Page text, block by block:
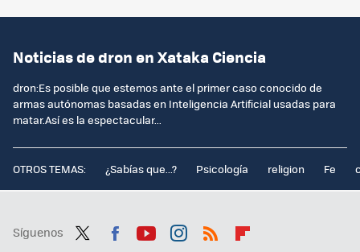
Noticias de dron en Xataka Ciencia
dron:Es posible que estemos ante el primer caso conocido de
armas autónomas basadas en Inteligencia Artificial usadas para
matar.Así es la espectacular...
OTROS TEMAS: ¿Sabías que...? Psicología religion Fe
Síguenos